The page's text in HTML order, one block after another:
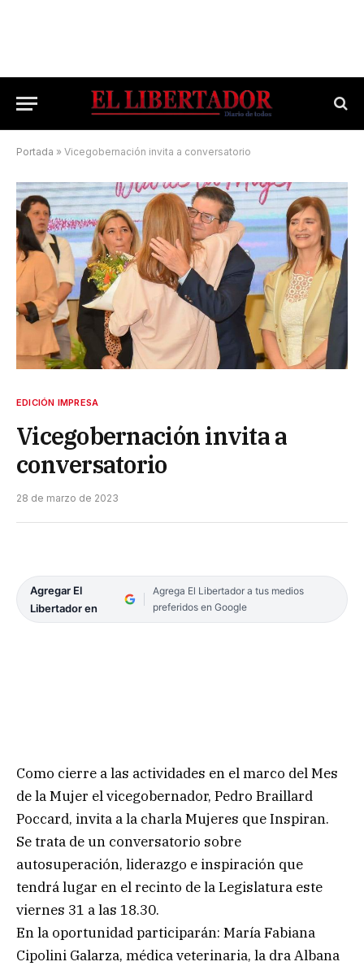
Portada » Vicegobernación invita a conversatorio
EDICIÓN IMPRESA
Vicegobernación invita a
conversatorio
28 de marzo de 2023
Agregar El
Libertador en
Agrega El Libertador a tus medios
preferidos en Google
Como cierre a las actividades en el marco del Mes
de la Mujer el vicegobernador, Pedro Braillard
Poccard, invita a la charla Mujeres que Inspiran.
Se trata de un conversatorio sobre
autosuperación, liderazgo e inspiración que
tendrá lugar en el recinto de la Legislatura este
viernes 31 a las 18.30.
En la oportunidad participarán: María Fabiana
Cipolini Galarza, médica veterinaria, la dra Albana